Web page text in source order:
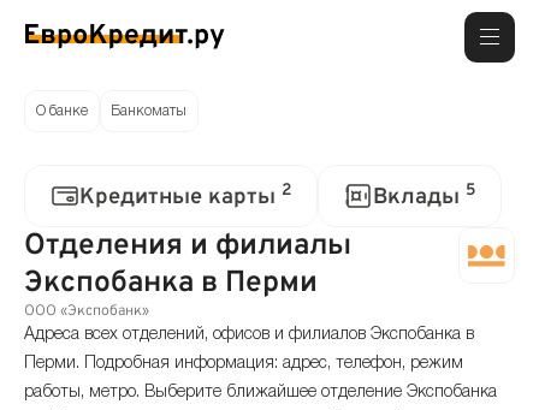
О банке Банкоматы
Кредитные карты 2 Вклады 5
Отделения и филиалы
Экспобанка в Перми
ООО «Экспобанк»
Адреса всех отделений, офисов и филиалов Экспобанка в
Перми. Подробная информация: адрес, телефон, режим
работы, метро. Выберите ближайшее отделение Экспобанка